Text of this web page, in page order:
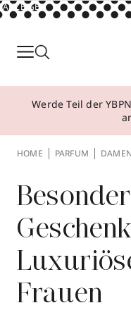
ANZEIGE
Parfum
Make-up
Über YBPN
Aktionen
Storefinder
Werde Teil der
HOME PARFUM
Frauen